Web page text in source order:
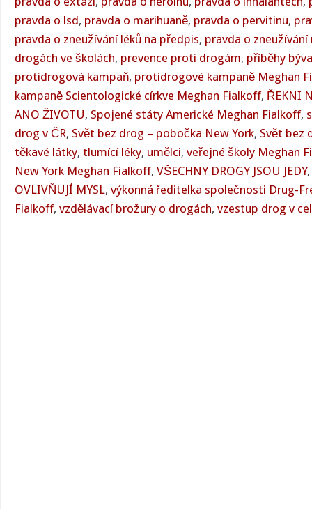
pravda o lsd, pravda o marihuaně, pravda o pervitinu,
pravda o zneužívání léků na předpis, pravda o
drogách ve školách, prevence proti drogám, příběhy
protidrogová kampaň, protidrogové kampaně Meghan
kampaně Scientologické církve Meghan Fialkoff, ŘEKNI
ANO ŽIVOTU, Spojené státy Americké Meghan Fialkoff,
drog v ČR, Svět bez drog – pobočka New York, Svět bez
těkavé látky, tlumící léky, umělci, veřejné školy Meghan
New York Meghan Fialkoff, VŠECHNY DROGY JSOU JEDY,
OVLIVŇUJÍ MYSL, výkonná ředitelka společnosti Drug-
Fialkoff, vzdělávací brožury o drogách, vzestup drog v